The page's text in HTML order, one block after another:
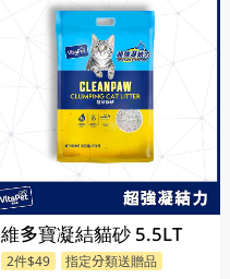
維多寶凝結貓砂 5.5LT
2件$49 指定分類送贈品